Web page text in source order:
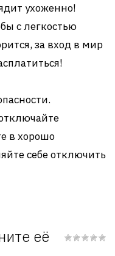
ухоженно!
с легкостью
за вход в мир
в хорошо
себе отключить
её